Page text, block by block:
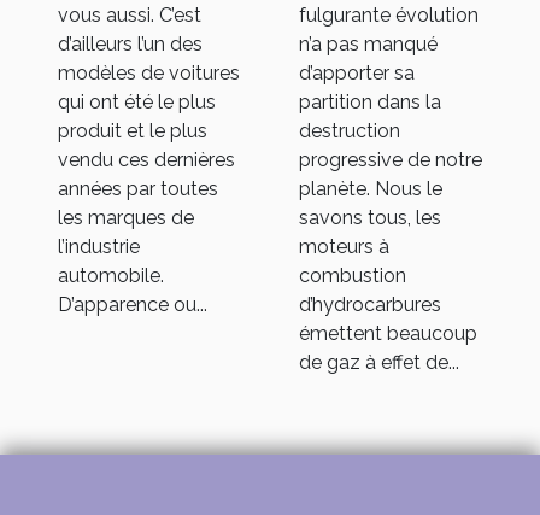
vous aussi. C’est
d’ailleurs l’un des
modèles de voitures
qui ont été le plus
produit et le plus
vendu ces dernières
années par toutes
les marques de
l’industrie
automobile.
D’apparence ou...
fulgurante évolution
n’a pas manqué
d’apporter sa
partition dans la
destruction
progressive de notre
planète. Nous le
savons tous, les
moteurs à
combustion
d’hydrocarbures
émettent beaucoup
de gaz à effet de...